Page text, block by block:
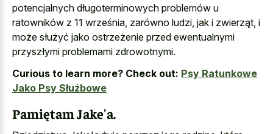
potencjalnych długoterminowych problemów u
ratowników z 11 września, zarówno ludzi, jak i zwierząt, i
może służyć jako ostrzeżenie przed ewentualnymi
przyszłymi problemami zdrowotnymi.
Curious to learn more? Check out: Psy Ratunkowe
Jako Psy Służbowe
Pamiętam Jake'a.